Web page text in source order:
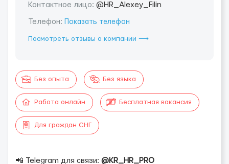
Контактное лицо: @HR_Alexey_Filin
Телефон: Показать телефон
Посмотреть отзывы о компании ⟶
Без опыта Без языка
Работа онлайн Бесплатная вакансия
Для граждан СНГ
📲 Telegram для связи: @KR_HR_PRO